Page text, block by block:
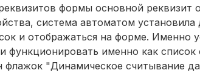
формы основной
система автоматом
и отображаться на форме. Именно
функционировать именно как
флажок "Динамическое считывание